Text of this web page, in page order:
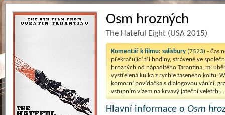
Osm hrozných
The Hateful Eight (USA 2015)
Komentář k filmu: salisbury (7523) - Čas
překračující tři hodiny, strávené ve
hrozných od nápaditého Tarantina, mi
vystřelená kulka z rychle taseného koltu.
komorní povídačka s dialogovou vánicí,
vstupním vízem na krvavý jateční
Hlavní informace o Osm